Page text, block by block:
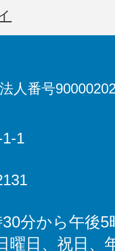
法人番号
1
分から午後5
曜日、祝日、